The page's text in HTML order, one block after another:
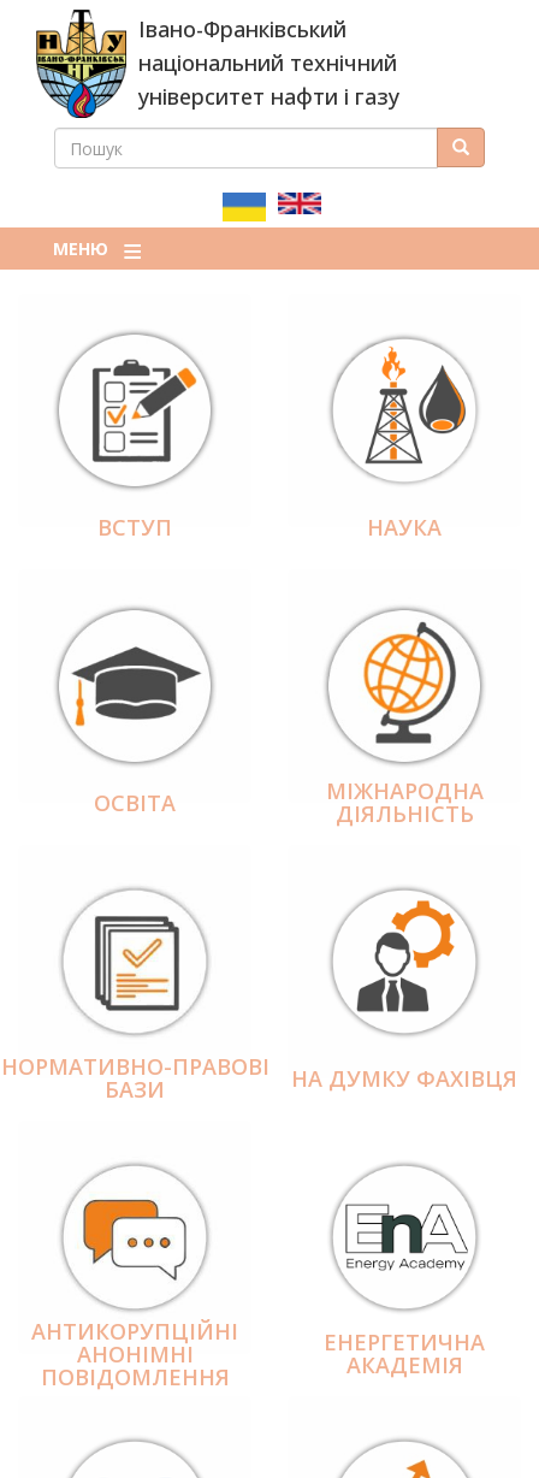
основного
вмісту
Івано-Франківський
національний технічний
університет нафти і газу
ПОШУКОВА
ПОШУК Пошук
МЕНЮ
ВСТУП НАУКА
ОСВІТА МІЖНАРОДНА
ДІЯЛЬНІCТЬ
НОРМАТИВНО-ПРАВОВІ
БАЗИ НА ДУМКУ ФАХІВЦЯ
АНТИКОРУПЦІЙНІ
АНОНІМНІ
ПОВІДОМЛЕННЯ
ЕНЕРГЕТИЧНА
АКАДЕМІЯ